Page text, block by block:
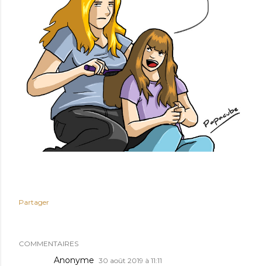
Partager
COMMENTAIRES
Anonyme 30 août 2019 à 11:11